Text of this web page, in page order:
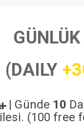
(DAILY
| Günde 10
(100 free